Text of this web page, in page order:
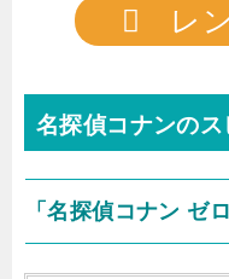
レ
名探偵コナンのス
「名探偵コナン ゼ